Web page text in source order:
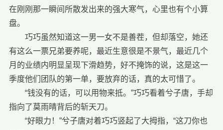
在刚刚那一瞬间所散发出来的强大寒气，心里也有个小算
盘。
巧巧虽然知道这一男一女不是善茬，但却落空，她还
有这么一票兄弟要养呢，最近生意很是不景气，最近几个
月的业绩内明显呈现下滑趋势，好不掩饰的说，这是这一
季度他们团队的第一单，要放弃的话，真的太可惜了。
“钱没有的话，可以用物来抵。”巧巧看着兮子唐，手却
指向了莫雨晴背后的斩天刀。
“好眼力！”兮子唐对着巧巧竖起了大拇指，“这刀你也